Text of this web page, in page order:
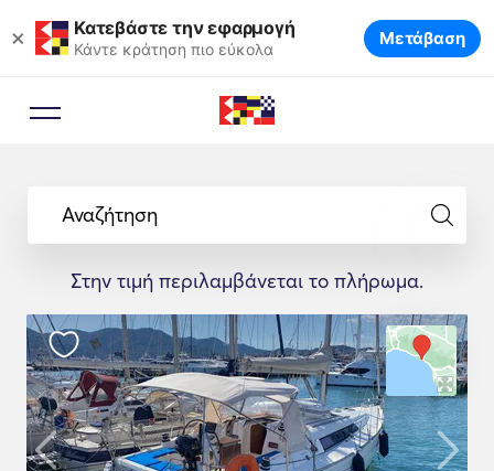
× Κατεβάστε την εφαρμογή
Κάντε κράτηση πιο εύκολα Μετάβαση
Αναζήτηση
Στην τιμή περιλαμβάνεται το πλήρωμα.